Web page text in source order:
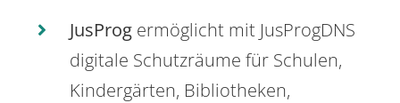
JusProg ermöglicht mit JusProgDNS
digitale Schutzräume für Schulen,
Kindergärten, Bibliotheken,